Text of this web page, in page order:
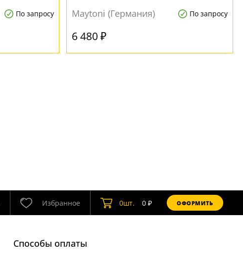
По запросу Maytoni (Германия) По запросу
6 480 ₽
Избранное 0шт. 0₽ ОФОРМИТЬ
Способы оплаты